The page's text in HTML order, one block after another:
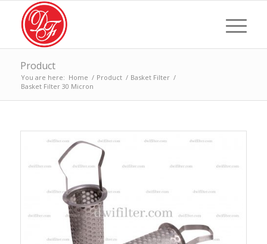
Product
You are here: Home / Product / Basket Filter /
Basket Filter 30 Micron